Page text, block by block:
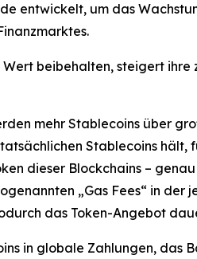
entwickelt, um das
beibehalten, steigert
mehr Stablecoins über
Stablecoins
dieser Blockchains –
„Gas Fees“ in
das Token-Angebot
in globale Zahlungen,